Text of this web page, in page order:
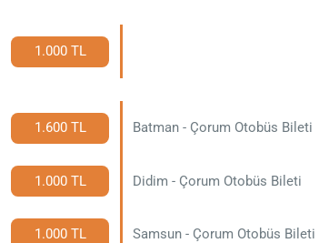
1.000 TL
1.600 TL Batman - Çorum Otobüs Bileti
1.000 TL Didim - Çorum Otobüs Bileti
1.000 TL Samsun - Çorum Otobüs Bileti